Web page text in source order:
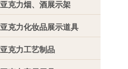
亚克力烟、酒展示架
亚克力化妆品展示道具
亚克力工艺制品